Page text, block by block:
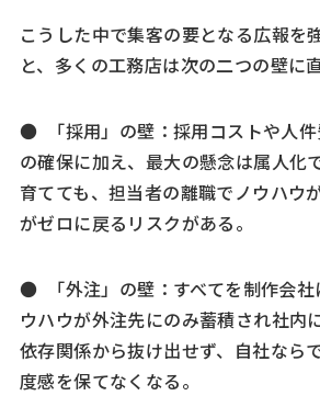
こうした中で集客の要となる広報を
と、多くの工務店は次の二つの壁に
● 「採用」の壁：採用コストや人件
の確保に加え、最大の懸念は属人化
育てても、担当者の離職でノウハウ
がゼロに戻るリスクがある。
● 「外注」の壁：すべてを制作会社
ウハウが外注先にのみ蓄積され社内
依存関係から抜け出せず、自社なら
度感を保てなくなる。